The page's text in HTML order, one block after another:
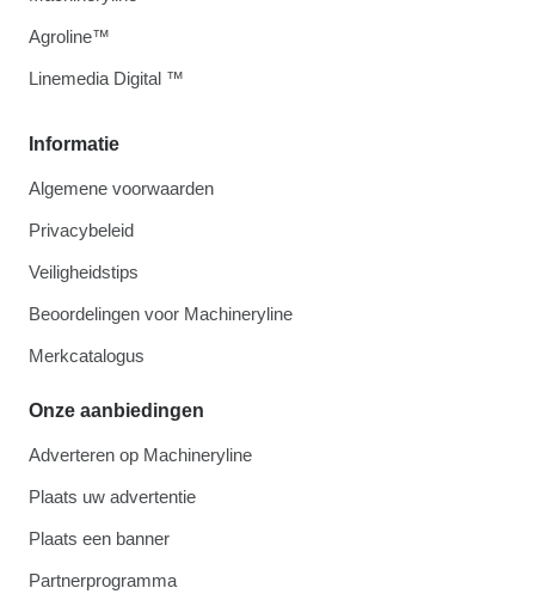
Informatie
Algemene voorwaarden
Privacybeleid
Veiligheidstips
Beoordelingen voor Machineryline
Merkcatalogus
Onze aanbiedingen
Adverteren op Machineryline
Plaats uw advertentie
Plaats een banner
Partnerprogramma
Agroline™
Linemedia Digital ™